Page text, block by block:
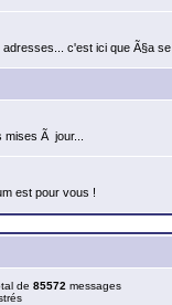
c'est ici que Ã§a
Ã jour...
est pour vous !
de 85572 messages